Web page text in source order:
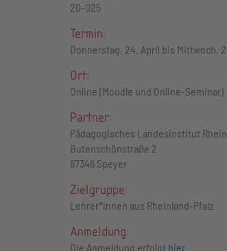
20-025
Termin:
Donnerstag, 24. April bis Mittwoch,
Ort:
Online (Moodle und Online-Seminar)
Partner:
Pädagogisches Landesinstitut
Butenschönstraße 2
67346 Speyer
Zielgruppe:
Lehrer*innen aus Rheinland-Pfalz
Anmeldung:
Die Anmeldung erfolgt hier